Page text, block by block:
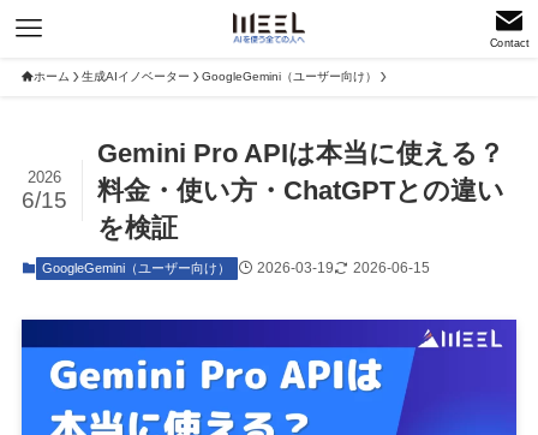
Contact
ホーム 生成AIイノベーター GoogleGemini（ユーザー向け）
Gemini Pro APIは本当に使える？
料金・使い方・ChatGPTとの違い
を検証
2026
6/15
GoogleGemini（ユーザー向け） 2026-03-19 2026-06-15